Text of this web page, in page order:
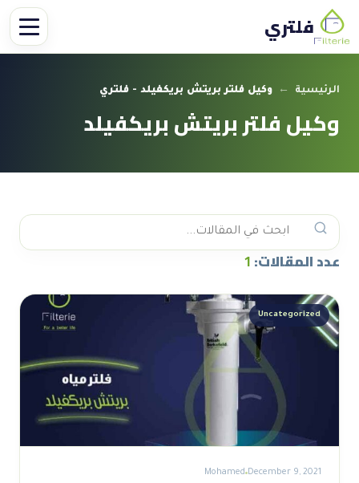
فلتري
الرئيسية ← وكيل فلتر بريتش بريكفيلد - فلتري
وكيل فلتر بريتش بريكفيلد
عدد المقالات:1
Uncategorized
December 9, 2021
Mohamed